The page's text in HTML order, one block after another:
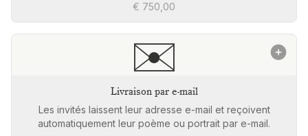
€ 750,00
✉️
Livraison par e-mail
Les invités laissent leur adresse e-mail et reçoivent
automatiquement leur poème ou portrait par e-mail.